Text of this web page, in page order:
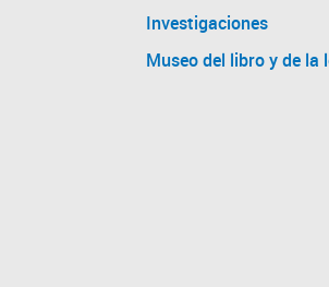
Investigaciones
Museo del libro y de la